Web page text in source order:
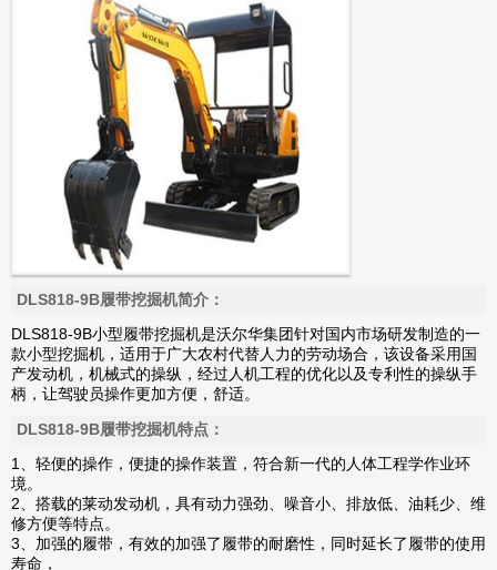
DLS818-9B履带挖掘机简介：
DLS818-9B小型履带挖掘机是沃尔华集团针对国内市场研发制造的一
款小型挖掘机，适用于广大农村代替人力的劳动场合，该设备采用国
产发动机，机械式的操纵，经过人机工程的优化以及专利性的操纵手
柄，让驾驶员操作更加方便，舒适。
DLS818-9B履带挖掘机特点：
1、轻便的操作，便捷的操作装置，符合新一代的人体工程学作业环
境。
2、搭载的莱动发动机，具有动力强劲、噪音小、排放低、油耗少、维
修方便等特点。
3、加强的履带，有效的加强了履带的耐磨性，同时延长了履带的使用
寿命，